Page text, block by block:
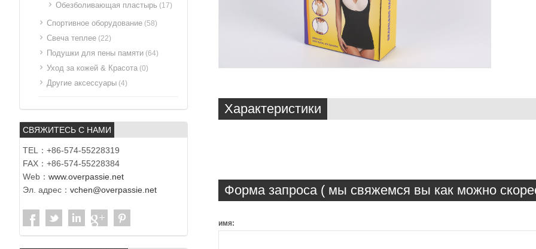
Характеристики
Форма запроса ( мы свяжемся вы как можно
имя:
Обезболивающая пластырь (17)
Спортивное оборудование (58)
Свеча теплее (22)
Подушки для пены памяти (64)
Уход за кожей & Красота (0)
Другие аксессуары (4)
СВЯЖИТЕСЬ С НАМИ
TEL：+86-574-55228319
FAX：+86-574-55228384
Web： www.overpassie.net
Эл. адрес： vchen@overpassie.net